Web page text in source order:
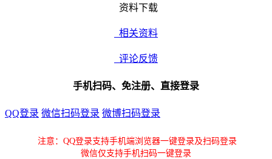
资料下载
相关资料
评论反馈
手机扫码、免注册、直接登录
QQ登录 微信扫码登录 微博扫码登录
注意：QQ登录支持手机端浏览器一键登录及扫码登录
微信仅支持手机扫码一键登录